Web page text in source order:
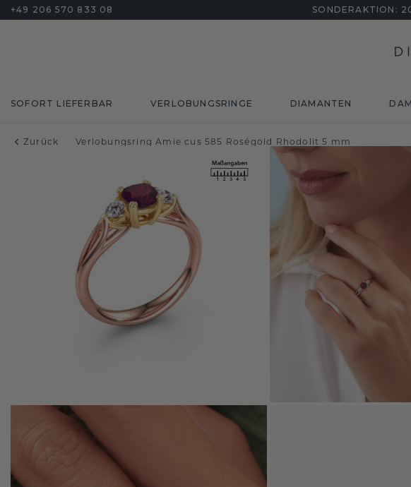
+49 206 570 833 08 SONDERAKTION:
SOFORT LIEFERBAR VERLOBUNGSRINGE DIAMANTEN
Zurück Verlobungsring Amie cus 585 Roségold Rhodolit 5 mm